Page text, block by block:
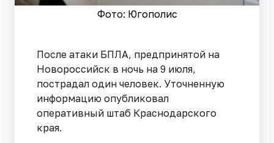
Фото: Югополис
После атаки БПЛА, предпринятой на
Новороссийск в ночь на 9 июля,
пострадал один человек. Уточненную
информацию опубликовал
оперативный штаб Краснодарского
края.